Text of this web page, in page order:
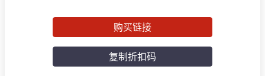
购买链接
复制折扣码